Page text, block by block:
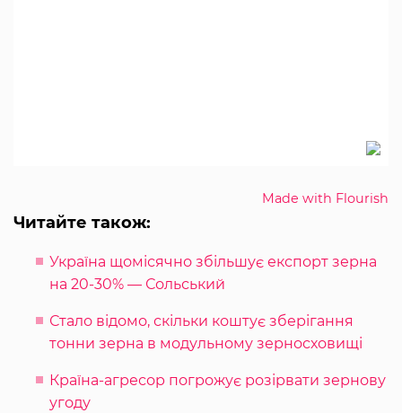
Made with Flourish
Читайте також:
Україна щомісячно збільшує експорт зерна
на 20-30% — Сольський
Стало відомо, скільки коштує зберігання
тонни зерна в модульному зерносховищі
Країна-агресор погрожує розірвати зернову
угоду